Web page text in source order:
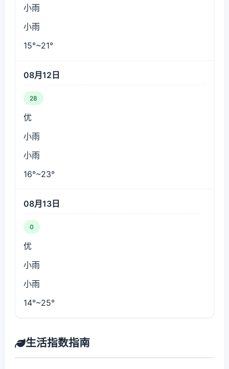
小雨
小雨
15°~21°
08月12日
28
优
小雨
小雨
16°~23°
08月13日
0
优
小雨
小雨
14°~25°
生活指数指南